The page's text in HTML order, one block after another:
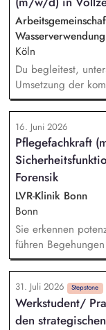
Kennzahlen wie
Kundenakzeptanz
analysierst Markt-,
beispielsweise
oder neue
Produktstrategien,
Köln
Du begleitest,
Umsetzung der
dem Wärmeteam
insbesondere
Aufbau
bestehender
wie sie ihre
können – unter
regulatorischen
Preisgestaltung.
16. Juni 2026
Pflegefachkraft
Forensik
LVR-Klinik Bonn
Bonn
Sie erkennen
führen
geeignete
Beobachtungen
nachhaltig
Funktion arbeiten
Feuerwehr und der
31. Juli 2026 Stepstone
Werkstudent/
den